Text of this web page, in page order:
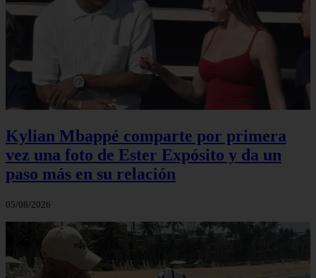
Kylian Mbappé comparte por primera
vez una foto de Ester Expósito y da un
paso más en su relación
05/08/2026